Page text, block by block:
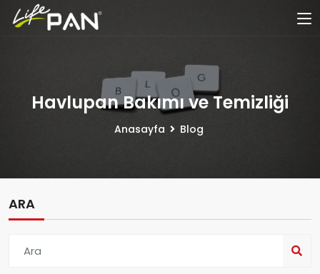
Havlupan Bakımı ve Temizliği
Anasayfa Blog
ARA